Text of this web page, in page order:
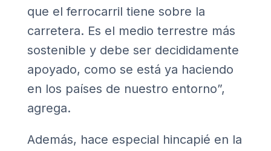
que el ferrocarril tiene sobre la
carretera. Es el medio terrestre más
sostenible y debe ser decididamente
apoyado, como se está ya haciendo
en los países de nuestro entorno”,
agrega.
Además, hace especial hincapié en la